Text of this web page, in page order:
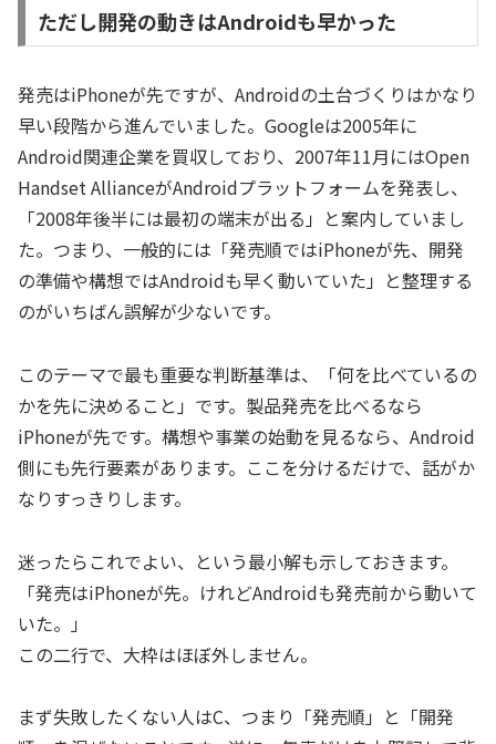
ただし開発の動きはAndroidも早かった
発売はiPhoneが先ですが、Androidの土台づくりはかなり
早い段階から進んでいました。Googleは2005年に
Android関連企業を買収しており、2007年11月にはOpen
Handset AllianceがAndroidプラットフォームを発表し、
「2008年後半には最初の端末が出る」と案内していまし
た。つまり、一般的には「発売順ではiPhoneが先、開発
の準備や構想ではAndroidも早く動いていた」と整理する
のがいちばん誤解が少ないです。
このテーマで最も重要な判断基準は、「何を比べているの
かを先に決めること」です。製品発売を比べるなら
iPhoneが先です。構想や事業の始動を見るなら、Android
側にも先行要素があります。ここを分けるだけで、話がか
なりすっきりします。
迷ったらこれでよい、という最小解も示しておきます。
「発売はiPhoneが先。けれどAndroidも発売前から動いて
いた。」
この二行で、大枠はほぼ外しません。
まず失敗したくない人はC、つまり「発売順」と「開発